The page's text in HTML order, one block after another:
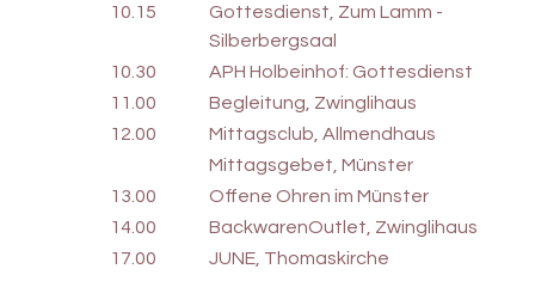
10.15
Gottesdienst, Zum Lamm -
Silberbergsaal
10.30
APH Holbeinhof: Gottesdienst
11.00
Begleitung, Zwinglihaus
12.00
Mittagsclub, Allmendhaus
Mittagsgebet, Münster
13.00
Offene Ohren im Münster
14.00
BackwarenOutlet, Zwinglihaus
17.00
JUNE, Thomaskirche